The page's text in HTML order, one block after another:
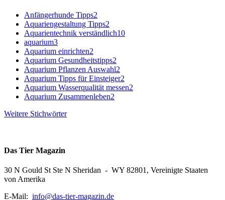
Anfängerhunde Tipps2
Aquariengestaltung Tipps2
Aquarientechnik verständlich10
aquarium3
Aquarium einrichten2
Aquarium Gesundheitstipps2
Aquarium Pflanzen Auswahl2
Aquarium Tipps für Einsteiger2
Aquarium Wasserqualität messen2
Aquarium Zusammenleben2
Weitere Stichwörter
Das Tier Magazin
30 N Gould St Ste N Sheridan - WY 82801, Vereinigte Staaten
von Amerika
E-Mail: info@das-tier-magazin.de